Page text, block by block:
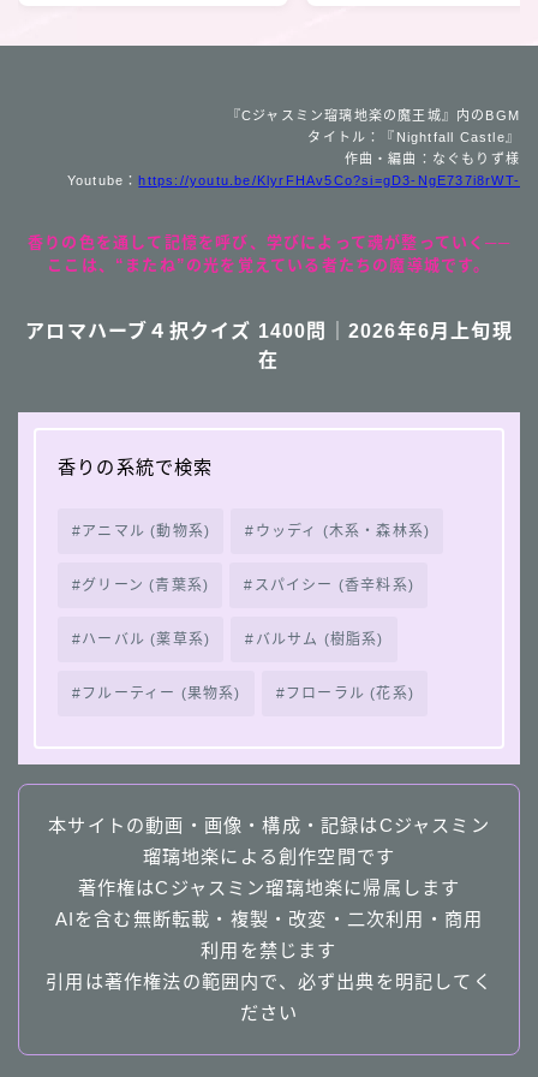
『Cジャスミン瑠璃地楽の魔王城』内のBGM
タイトル：『Nightfall Castle』
作曲・編曲：なぐもりず様
Youtube：https://youtu.be/KlyrFHAv5Co?si=gD3-NgE737i8rWT-
香りの色を通して記憶を呼び、学びによって魂が整っていく──
ここは、“またね”の光を覚えている者たちの魔導城です。
アロマハーブ４択クイズ 1400問｜2026年6月上旬現
在
香りの系統で検索
アニマル (動物系) ウッディ (木系・森林系)
グリーン (青葉系) スパイシー (香辛料系)
ハーバル (薬草系) バルサム (樹脂系)
フルーティー (果物系) フローラル (花系)
本サイトの動画・画像・構成・記録はCジャスミン
瑠璃地楽による創作空間です
著作権はCジャスミン瑠璃地楽に帰属します
AIを含む無断転載・複製・改変・二次利用・商用
利用を禁じます
引用は著作権法の範囲内で、必ず出典を明記してく
ださい